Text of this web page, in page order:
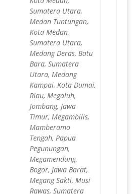
Sumatera Utara,
Medan Tuntungan,
Kota Medan,
Sumatera Utara,
Medang Deras, Batu
Bara, Sumatera
Utara, Medang
Kampai, Kota Dumai,
Riau, Megaluh,
Jombang, Jawa
Timur, Megambilis,
Mamberamo
Tengah, Papua
Pegunungan,
Megamendung,
Bogor, Jawa Barat,
Megang Sakti, Musi
Rawas, Sumatera